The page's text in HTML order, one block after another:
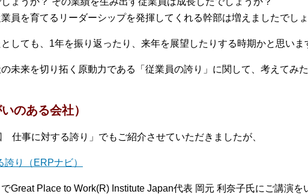
員を育てるリーダーシップを発揮してくれる幹部は増えましたでし
しても、1年を振り返ったり、来年を展望したりする時期かと思いま
未来を切り拓く原動力である「従業員の誇り」に関して、考えてみた
のある会社）
仕事に対する誇り」でもご紹介させていただきましたが、
り（ERPナビ）
Great Place to Work(R) Institute Japan代表 岡元 利奈子氏にご講演